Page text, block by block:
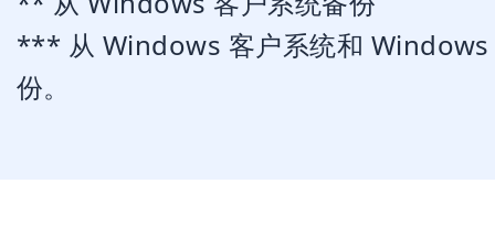
*** 从 Windows 客户系统和 Windows
份。